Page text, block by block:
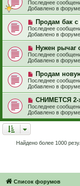
е
н
и
е
о
о
б
щ
е
н
и
е
в
о
е
с
о
о
б
щ
е
н
и
е
Последнее
Добавлено в форуме
Н
о
в
о
е
с
о
о
б
щ
е
н
и
е
Продам бак с
Последнее
Добавлено в форуме
Н
о
в
о
е
с
о
о
б
щ
е
н
и
е
Нужен рычаг
Последнее
Добавлено в форуме
Н
о
в
о
с
о
о
б
и
Продам
Последнее
Добавлено в форуме
Н
о
в
о
е
б
СНИМЕТСЯ 2-
Последнее
Добавлено в форуме
Найдено более 1000
Список форумов